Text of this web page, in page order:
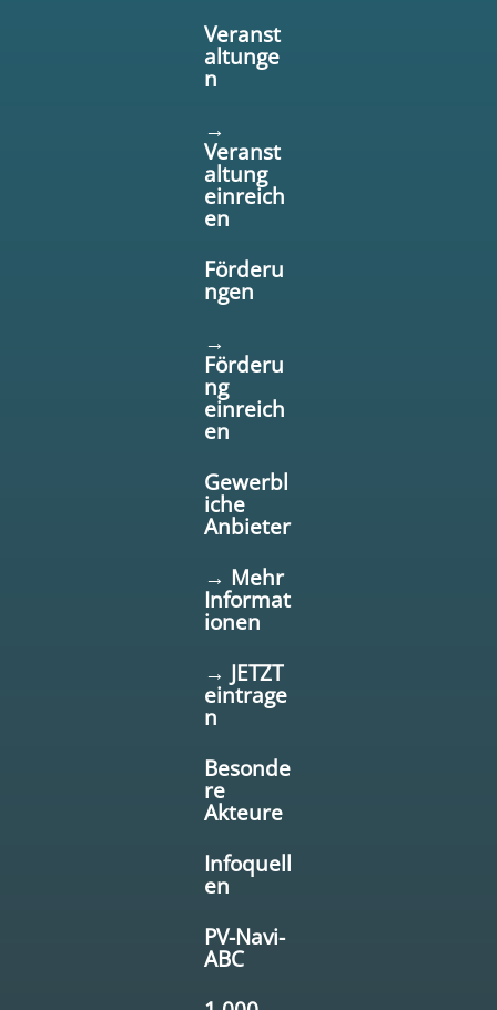
Veranst
altunge
n
→
Veranst
altung
einreich
en
Förderu
ngen
→
Förderu
ng
einreich
en
Gewerbl
iche
Anbieter
→ Mehr
Informat
ionen
→ JETZT
eintrage
n
Besonde
re
Akteure
Infoquell
en
PV-Navi-
ABC